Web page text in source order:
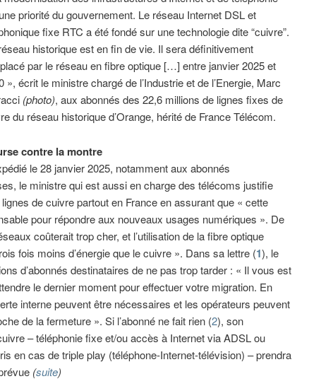
priorité du gouvernement. Le réseau Internet DSL et
fixe RTC a été fondé sur une technologie dite “cuivre”.
historique est en fin de vie. Il sera définitivement
par le réseau en fibre optique […] entre janvier 2025 et
», écrit le ministre chargé de l’Industrie et de l’Energie, Marc
(photo), aux abonnés des 22,6 millions de lignes fixes de
du réseau historique d’Orange, hérité de France Télécom.
contre la montre
le 28 janvier 2025, notamment aux abonnés
le ministre qui est aussi en charge des télécoms justifie
de cuivre partout en France en assurant que « cette
pour répondre aux nouveaux usages numériques ». De
coûterait trop cher, et l’utilisation de la fibre optique
fois moins d’énergie que le cuivre ». Dans sa lettre (1), le
d’abonnés destinataires de ne pas trop tarder : « Il vous est
le dernier moment pour effectuer votre migration. En
interne peuvent être nécessaires et les opérateurs peuvent
de la fermeture ». Si l’abonné ne fait rien (2), son
– téléphonie fixe et/ou accès à Internet via ADSL ou
en cas de triple play (téléphone-Internet-télévision) – prendra
(suite)